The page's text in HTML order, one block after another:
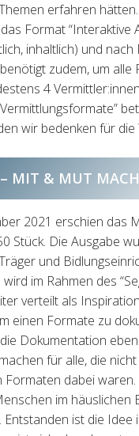
erfahren
Format “Interaktive
inhaltlich) und nach
zudem, um
4
wir bedenken für die
MIT & MUT
2021 erschien das
Stück. Die Ausgabe
und
im Rahmen des
verteilt als
einen Formate zu
Dokumentation
für alle, die
Formaten dabei
im häuslichen
Entstanden ist die Idee